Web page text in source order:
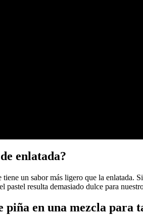
enlatada?
un sabor más ligero que la
resulta demasiado dulce para
piña en una mezcla para